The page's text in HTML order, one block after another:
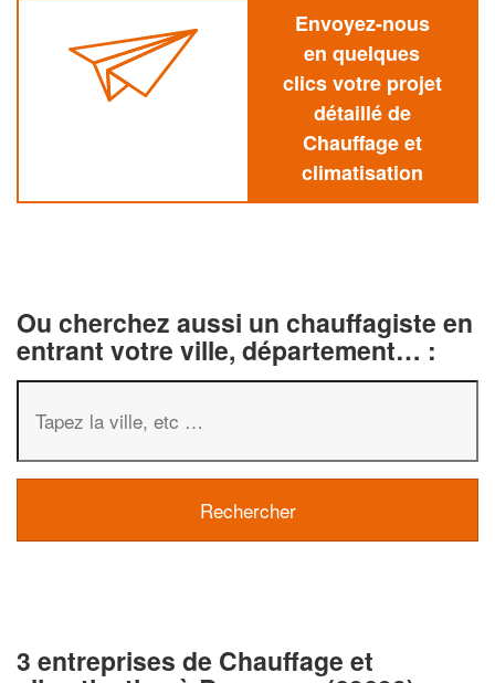
Envoyez-nous
en quelques
clics votre projet
détaillé de
Chauffage et
climatisation
Ou cherchez aussi un chauffagiste en
entrant votre ville, département… :
3 entreprises de Chauffage et